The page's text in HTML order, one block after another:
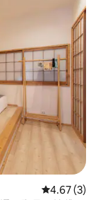
レビュー3
4.67 (3)